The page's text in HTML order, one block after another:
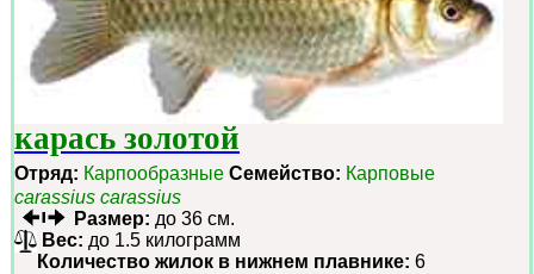
карась золотой
Отряд: Карпообразные Семейство: Карповые
carassius carassius
Размер: до 36 см.
Вес: до 1.5 килограмм
Количество жилок в нижнем плавнике: 6